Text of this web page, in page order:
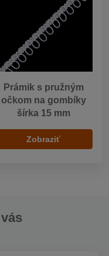
Prámik s pružným
očkom na gombíky
šírka 15 mm
Zobraziť